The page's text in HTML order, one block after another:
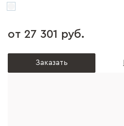
от 27 301 руб.
Заказать